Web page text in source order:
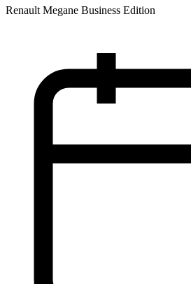
Renault Megane Business Edition